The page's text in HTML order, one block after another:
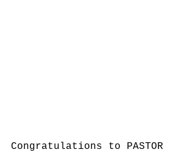
Congratulations to PASTOR